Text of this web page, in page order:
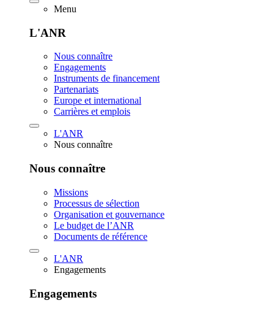
Menu
L'ANR
Nous connaître
Engagements
Instruments de financement
Partenariats
Europe et international
Carrières et emplois
L'ANR
Nous connaître
Nous connaître
Missions
Processus de sélection
Organisation et gouvernance
Le budget de l’ANR
Documents de référence
L'ANR
Engagements
Engagements